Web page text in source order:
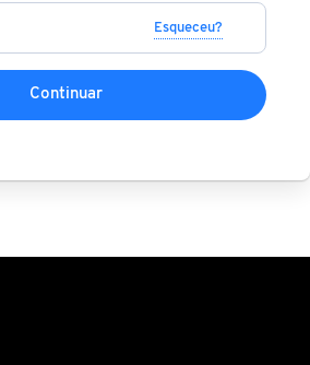
Esqueceu?
Continuar